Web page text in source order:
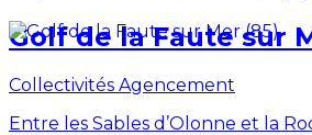
Golf de la Faute sur
Collectivités Agencement
Entre les Sables d’Olonne et la